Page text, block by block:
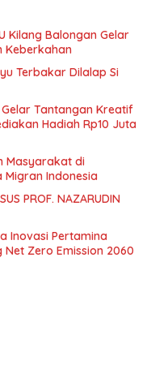
Kilang Balongan Gelar
Keberkahan
Terbakar Dilalap Si
Tantangan Kreatif
Hadiah Rp10 Juta
Masyarakat di
Migran Indonesia
PROF. NAZARUDIN
Inovasi Pertamina
Zero Emission 2060